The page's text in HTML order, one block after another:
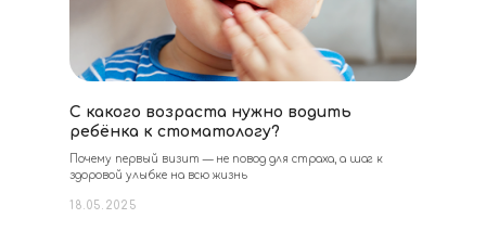
С какого возраста нужно водить
ребёнка к стоматологу?
Почему первый визит — не повод для страха, а шаг к
здоровой улыбке на всю жизнь
18.05.2025